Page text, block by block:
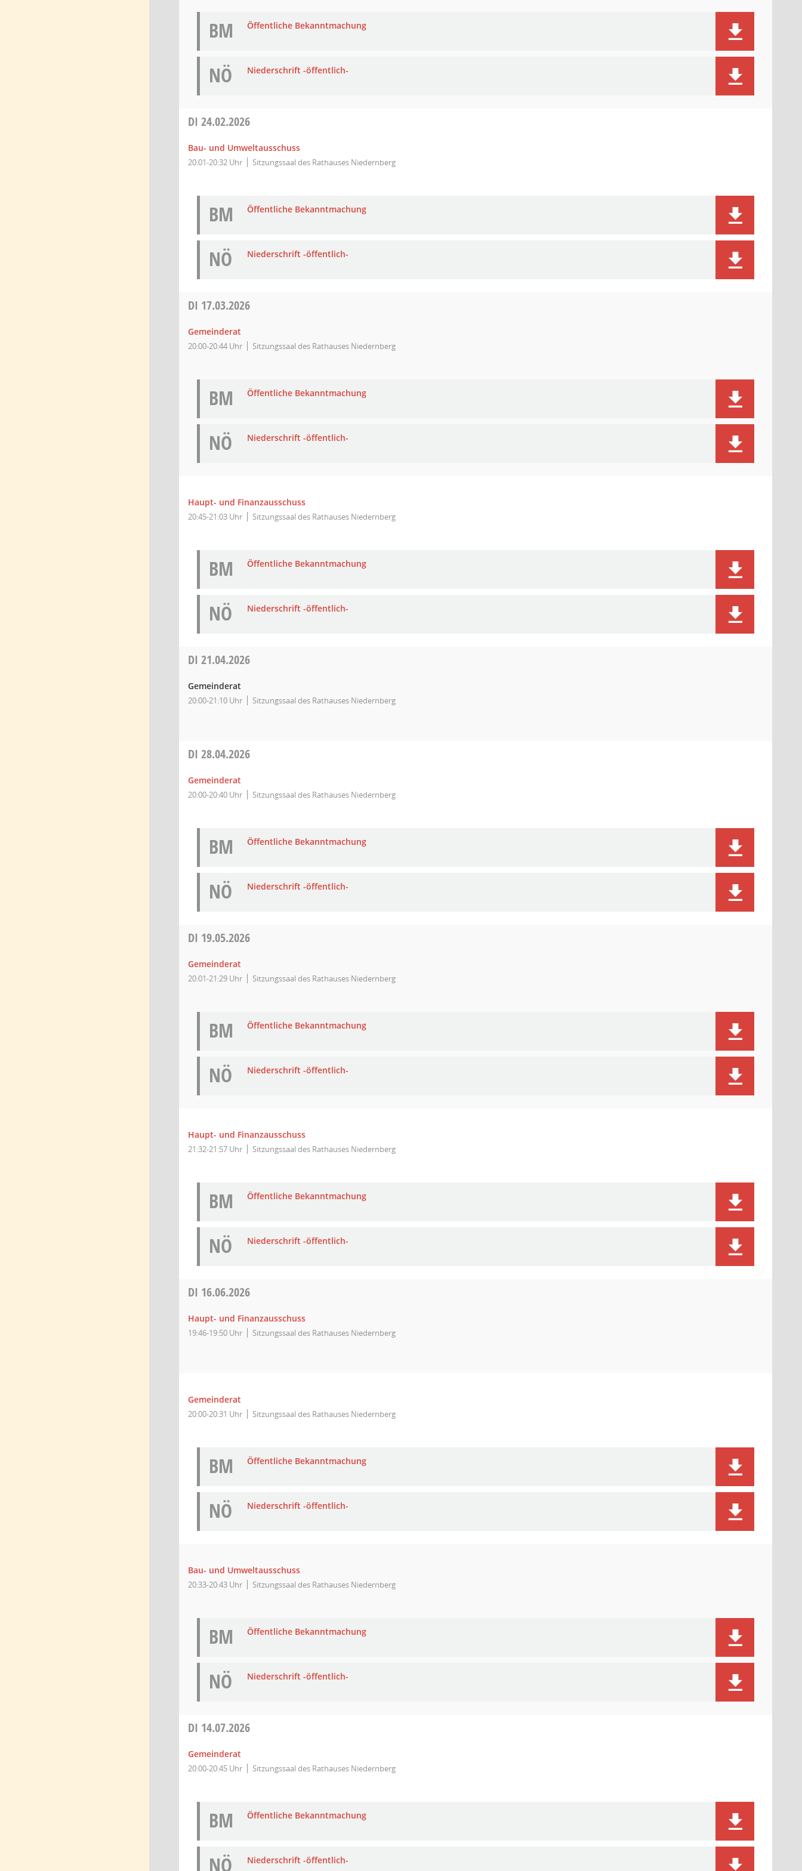
BM Öffentliche Bekanntmachung
NÖ Niederschrift -öffentlich-
DI 24.02.2026
Bau- und Umweltausschuss
20:01-20:32 Uhr Sitzungssaal des Rathauses Niedernberg
BM Öffentliche Bekanntmachung
NÖ Niederschrift -öffentlich-
DI 17.03.2026
Gemeinderat
20:00-20:44 Uhr Sitzungssaal des Rathauses Niedernberg
BM Öffentliche Bekanntmachung
NÖ Niederschrift -öffentlich-
Haupt- und Finanzausschuss
20:45-21:03 Uhr Sitzungssaal des Rathauses Niedernberg
BM Öffentliche Bekanntmachung
NÖ Niederschrift -öffentlich-
DI 21.04.2026
Gemeinderat
20:00-21:10 Uhr Sitzungssaal des Rathauses Niedernberg
DI 28.04.2026
Gemeinderat
20:00-20:40 Uhr Sitzungssaal des Rathauses Niedernberg
BM Öffentliche Bekanntmachung
NÖ Niederschrift -öffentlich-
DI 19.05.2026
Gemeinderat
20:01-21:29 Uhr Sitzungssaal des Rathauses Niedernberg
BM Öffentliche Bekanntmachung
NÖ Niederschrift -öffentlich-
Haupt- und Finanzausschuss
21:32-21:57 Uhr Sitzungssaal des Rathauses Niedernberg
BM Öffentliche Bekanntmachung
NÖ Niederschrift -öffentlich-
DI 16.06.2026
Haupt- und Finanzausschuss
19:46-19:50 Uhr Sitzungssaal des Rathauses Niedernberg
Gemeinderat
20:00-20:31 Uhr Sitzungssaal des Rathauses Niedernberg
BM Öffentliche Bekanntmachung
NÖ Niederschrift -öffentlich-
Bau- und Umweltausschuss
20:33-20:43 Uhr Sitzungssaal des Rathauses Niedernberg
BM Öffentliche Bekanntmachung
NÖ Niederschrift -öffentlich-
DI 14.07.2026
Gemeinderat
20:00-20:45 Uhr Sitzungssaal des Rathauses Niedernberg
BM Öffentliche Bekanntmachung
NÖ Niederschrift -öffentlich-